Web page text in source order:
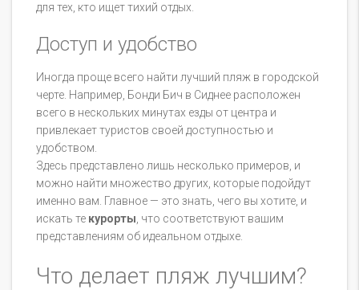
для тех, кто ищет тихий отдых.
Доступ и удобство
Иногда проще всего найти лучший пляж в городской
черте. Например, Бонди Бич в Сиднее расположен
всего в нескольких минутах езды от центра и
привлекает туристов своей доступностью и
удобством.
Здесь представлено лишь несколько примеров, и
можно найти множество других, которые подойдут
именно вам. Главное — это знать, чего вы хотите, и
искать те курорты, что соответствуют вашим
представлениям об идеальном отдыхе.
Что делает пляж лучшим?